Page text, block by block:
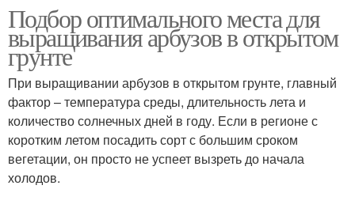
Подбор оптимального места для
выращивания арбузов в открытом
грунте
При выращивании арбузов в открытом грунте, главный
фактор – температура среды, длительность лета и
количество солнечных дней в году. Если в регионе с
коротким летом посадить сорт с большим сроком
вегетации, он просто не успеет вызреть до начала
холодов.